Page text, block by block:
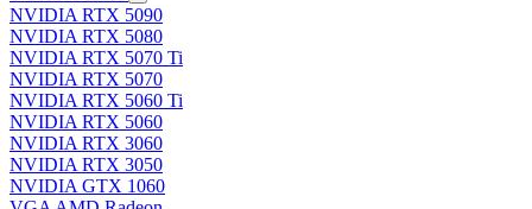
NVIDIA RTX 5090
NVIDIA RTX 5080
NVIDIA RTX 5070 Ti
NVIDIA RTX 5070
NVIDIA RTX 5060 Ti
NVIDIA RTX 5060
NVIDIA RTX 3060
NVIDIA RTX 3050
NVIDIA GTX 1060